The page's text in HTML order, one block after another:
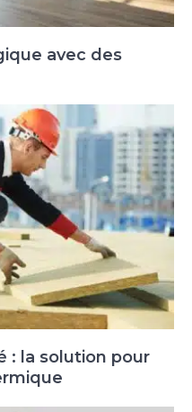
avec des
: la solution pour